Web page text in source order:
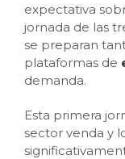
expectativa
jornada de las
se preparan
plataformas de
demanda.
Esta primera
sector venda y